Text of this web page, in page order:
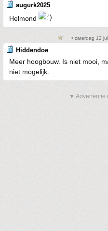
augurk2025
Helmond
• zaterdag 12
Hiddendoe
Meer hoogbouw. Is niet mooi,
niet mogelijk.
▼ Advertentie